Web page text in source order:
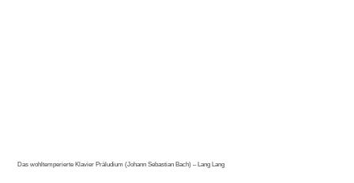
Das wohltemperierte Klavier Präludium (Johann Sebastian Bach) – Lang Lang